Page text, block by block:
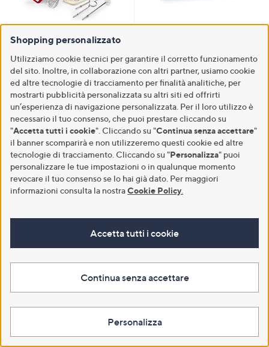
KitchenAid 5KHM9212
con accessori
€ 165,90
4.4
of
(7)7
Recensioni
QPay Paga in 5 rate
Aggiungi al carrello
vetroceramica
€ 105,90
-41% € 179,90
QPay Paga in 3 rate
Aggiungi al carrello
5.01
Smeg MFF11 Montalatte a
€ 199,00
of
(6)
Recensioni
Shopping personalizzato
Utilizziamo cookie tecnici per garantire il corretto funzionamento
del sito. Inoltre, in collaborazione con altri partner, usiamo cookie
ed altre tecnologie di tracciamento per finalità analitiche, per
mostrarti pubblicità personalizzata su altri siti ed offrirti
un’esperienza di navigazione personalizzata. Per il loro utilizzo è
necessario il tuo consenso, che puoi prestare cliccando su
"Accetta tutti i cookie". Cliccando su "Continua senza accettare"
il banner scomparirà e non utilizzeremo questi cookie ed altre
tecnologie di tracciamento. Cliccando su "Personalizza" puoi
personalizzare le tue impostazioni o in qualunque momento
revocare il tuo consenso se lo hai già dato. Per maggiori
informazioni consulta la nostraCookie Policy
Accetta tutti i cookie
Continua senza accettare
Personalizza